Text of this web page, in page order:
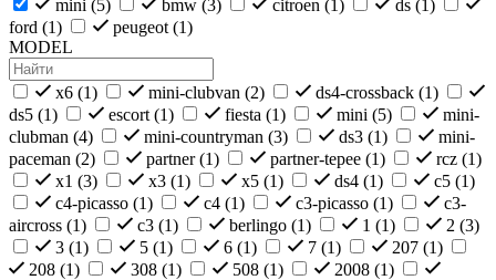
mini (5) bmw (3) citroen (1) ds (1)
ford (1) peugeot (1)
MODEL
x6 (1) mini-clubvan (2) ds4-crossback (1)
ds5 (1) escort (1) fiesta (1) mini (5)
mini-
clubman (4) mini-countryman (3) ds3 (1)
mini-
paceman (2) partner (1) partner-tepee (1) rcz (1)
x1 (3) x3 (1) x5 (1) ds4 (1) c5 (1)
c4-picasso (1) c4 (1) c3-picasso (1)
c3-
aircross (1) c3 (1) berlingo (1) 1 (1) 2 (3)
3 (1) 5 (1) 6 (1) 7 (1) 207 (1)
208 (1) 308 (1) 508 (1) 2008 (1)